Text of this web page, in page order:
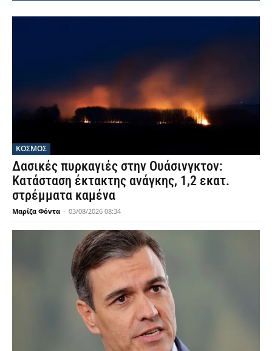
ΚΟΣΜΟΣ
Δασικές πυρκαγιές στην Ουάσινγκτον:
Κατάσταση έκτακτης ανάγκης, 1,2 εκατ.
στρέμματα καμένα
Μαρίζα Φόντα - 03/08/2026 08:34